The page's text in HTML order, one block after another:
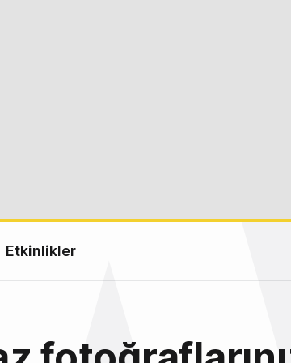
Etkinlikler